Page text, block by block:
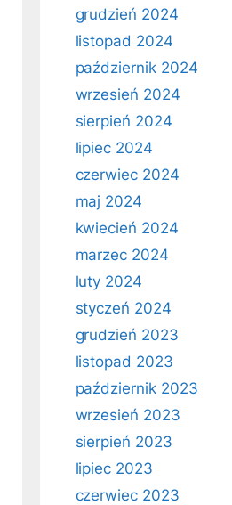
grudzień 2024
listopad 2024
październik 2024
wrzesień 2024
sierpień 2024
lipiec 2024
czerwiec 2024
maj 2024
kwiecień 2024
marzec 2024
luty 2024
styczeń 2024
grudzień 2023
listopad 2023
październik 2023
wrzesień 2023
sierpień 2023
lipiec 2023
czerwiec 2023